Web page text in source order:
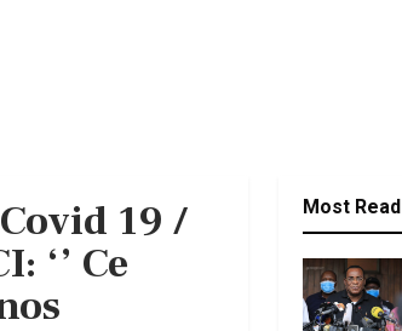
19 /
‘’ Ce
Most Read